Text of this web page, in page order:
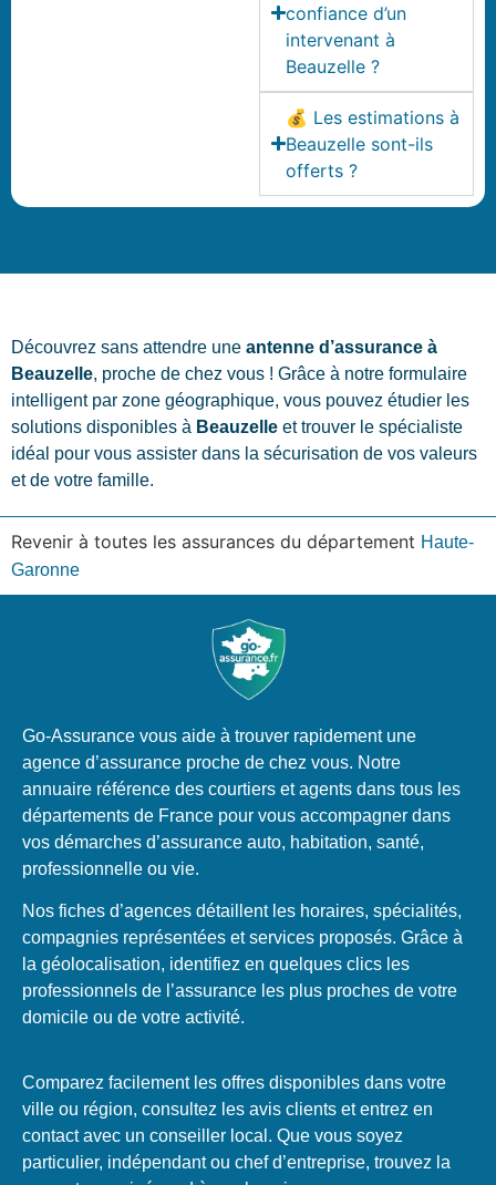
confiance d’un
intervenant à
Beauzelle ?
💰 Les estimations à
Beauzelle sont-ils
offerts ?
Découvrez sans attendre une antenne d’assurance à
Beauzelle, proche de chez vous ! Grâce à notre formulaire
intelligent par zone géographique, vous pouvez étudier les
solutions disponibles à Beauzelle et trouver le spécialiste
idéal pour vous assister dans la sécurisation de vos valeurs
et de votre famille.
Revenir à toutes les assurances du département Haute-
Garonne
Go-Assurance vous aide à trouver rapidement une
agence d’assurance proche de chez vous. Notre
annuaire référence des courtiers et agents dans tous les
départements de France pour vous accompagner dans
vos démarches d’assurance auto, habitation, santé,
professionnelle ou vie.
Nos fiches d’agences détaillent les horaires, spécialités,
compagnies représentées et services proposés. Grâce à
la géolocalisation, identifiez en quelques clics les
professionnels de l’assurance les plus proches de votre
domicile ou de votre activité.
Comparez facilement les offres disponibles dans votre
ville ou région, consultez les avis clients et entrez en
contact avec un conseiller local. Que vous soyez
particulier, indépendant ou chef d’entreprise, trouvez la